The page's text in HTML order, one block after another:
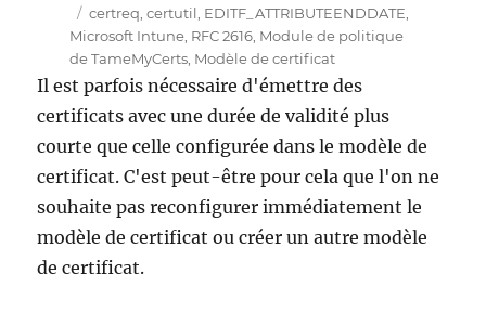
Étiquettes
certreq certutil EDITF_ATTRIBUTEENDDATE
Microsoft Intune, RFC 2616, Module de politique
de TameMyCerts, Modèle de certificat
Il est parfois nécessaire d'émettre des
certificats avec une durée de validité plus
courte que celle configurée dans le modèle de
certificat. C'est peut-être pour cela que l'on ne
souhaite pas reconfigurer immédiatement le
modèle de certificat ou créer un autre modèle
de certificat.